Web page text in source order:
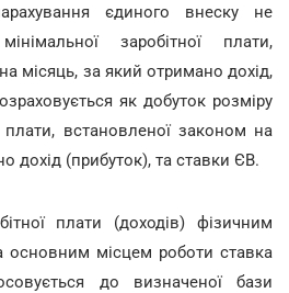
єдиного внеску не
заробітної плати,
місяць, за який отримано дохід,
як добуток розміру
плати, встановленої законом на
дохід (прибуток), та ставки ЄВ.
плати (доходів) фізичним
місцем роботи ставка
до визначеної бази